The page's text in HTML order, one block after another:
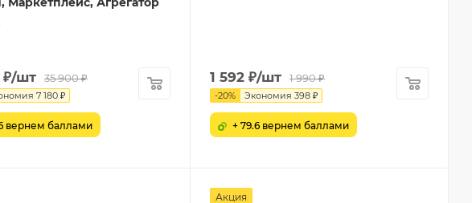
₽/шт 35 900₽
7 180 ₽
вернем баллами
1 592 ₽/шт 1 990₽
-20% Экономия 398 ₽
+ 79.6 вернем баллами
Акция